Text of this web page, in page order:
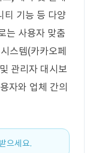
티 기능 등 다양
는 사용자 맞춤
스템(카카오페
관리자 대시보
자와 업체 간의
으세요.